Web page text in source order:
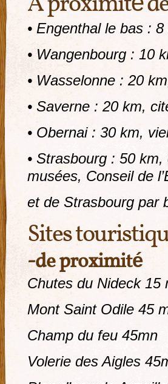
• Engenthal le bas : 8
• Wangenbourg : 10
• Wasselonne : 20
• Saverne : 20 km,
• Obernai : 30 km,
• Strasbourg : 50 km,
musées, Conseil de
et de Strasbourg par
Sites
-de proximité
Chutes du Nideck 15
Mont Saint Odile 45
Champ du feu 45mn
Volerie des Aigles